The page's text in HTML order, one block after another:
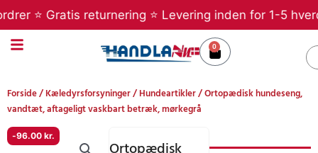
til
indholdet
Gratis returnering ⭐ Levering inden for 1-5
0
Kurv
Forside/Kæledyrsforsyninger/Hundeartikler/ Ortopædisk hundeseng,
vandtæt, aftageligt vaskbart betræk, mørkegrå
-96.00 kr.